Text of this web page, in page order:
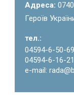
Адреса:
Героїв
тел.:
04594-6-50-
04594-6-16-21
e-mail: